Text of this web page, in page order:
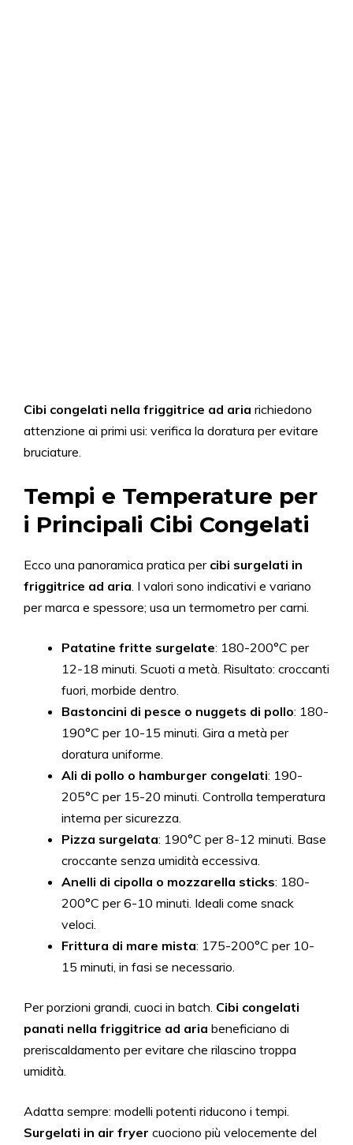
Cibi congelati nella friggitrice ad aria richiedono
attenzione ai primi usi: verifica la doratura per evitare
bruciature.
Tempi e Temperature per
i Principali Cibi Congelati
Ecco una panoramica pratica per cibi surgelati in
friggitrice ad aria. I valori sono indicativi e variano
per marca e spessore; usa un termometro per carni.
Patatine fritte surgelate: 180-200°C per
12-18 minuti. Scuoti a metà. Risultato: croccanti
fuori, morbide dentro.
Bastoncini di pesce o nuggets di pollo: 180-
190°C per 10-15 minuti. Gira a metà per
doratura uniforme.
Ali di pollo o hamburger congelati: 190-
205°C per 15-20 minuti. Controlla temperatura
interna per sicurezza.
Pizza surgelata: 190°C per 8-12 minuti. Base
croccante senza umidità eccessiva.
Anelli di cipolla o mozzarella sticks: 180-
200°C per 6-10 minuti. Ideali come snack
veloci.
Frittura di mare mista: 175-200°C per 10-
15 minuti, in fasi se necessario.
Per porzioni grandi, cuoci in batch. Cibi congelati
panati nella friggitrice ad aria beneficiano di
preriscaldamento per evitare che rilascino troppa
umidità.
Adatta sempre: modelli potenti riducono i tempi.
Surgelati in air fryer cuociono più velocemente del